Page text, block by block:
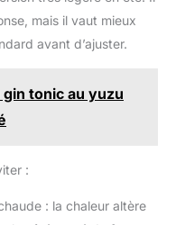
les voyages et les
permet de déguster vos
et sans risque de
mais il vaut mieux
avant d’ajuster.
tonic au yuzu
:
: la chaleur altère